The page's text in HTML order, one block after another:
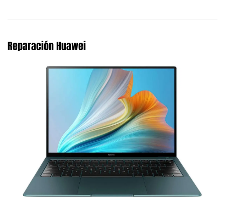
Reparación Huawei